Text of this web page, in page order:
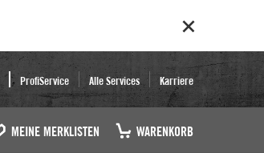
ProfiService Alle Services Karriere
MEINE MERKLISTEN WARENKORB